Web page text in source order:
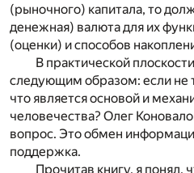
(рыночного) капитала, то
денежная) валюта для их
(оценки) и способов
В практической
следующим образом: если не
что является основой и
человечества? Олег
вопрос. Это обмен
поддержка.
Прочитав книгу, я понял,